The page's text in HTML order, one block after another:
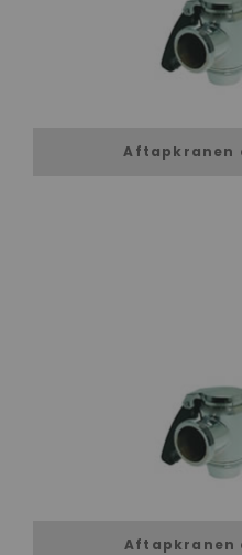
Aftapkranen
Aftapkranen